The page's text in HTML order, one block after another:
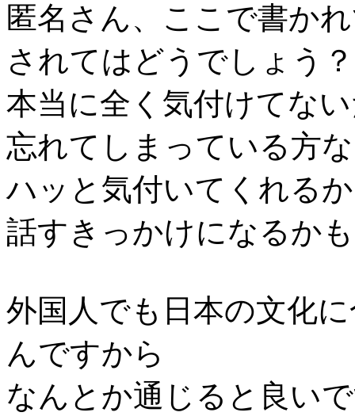
匿名さん、ここで書か
されてはどうでしょう？
本当に全く気付けてな
忘れてしまっている方
ハッと気付いてくれる
話すきっかけになるか
外国人でも日本の文化
んですから
なんとか通じると良い